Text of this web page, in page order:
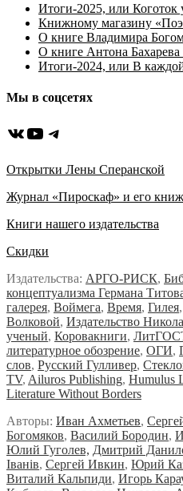
Итоги-2025, или Коготок
Книжному магазину
О книге Владимира
О книге Антона Бахарева
Итоги-2024, или В
Мы в соцсетях
ВКонтакте
YouTube
Telegram
Открытки Лены Сперанской
Журнал «Пироскаф» и его
Книги нашего издательства
Скидки
Издательства: АРГО-РИСК,
концептуализма Германа
галерея, Воймега, Время, Гилея,
Волковой, Издательство
ученый, Коровакниги,
литературное обозрение, ОГИ,
слов, Русский Гулливер,
TV, Ailuros Publishing, Humulus
Literature Without Borders
Авторы: Иван Ахметьев,
Богомяков, Василий Бородин,
Юлий Гуголев, Дмитрий
Iванiв, Сергей Ивкин, Юрий
Виталий Кальпиди, Игорь